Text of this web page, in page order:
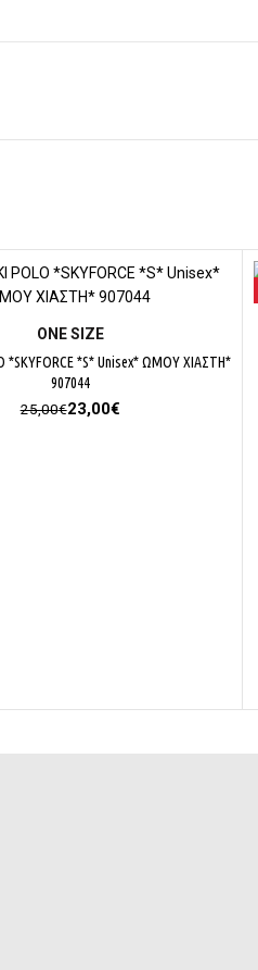
ΕΠΙΛΟΓΉ
ΟΝΕ SΙΖΕ
*SKYFORCE *S* Unisex* ΩΜΟΥ ΧΙΑΣΤΗ*
907044
25,00€Original
23,00€Η